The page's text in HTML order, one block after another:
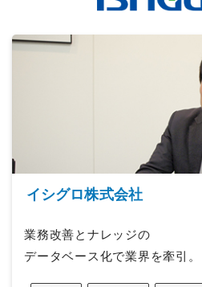
イシグロ株式会社
業務改善とナレッジの
データベース化で業界を牽引。